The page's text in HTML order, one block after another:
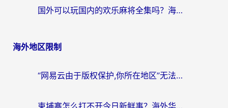
国外可以玩国内的欢乐麻将全集吗？海外党亲测有效的国服游戏加速指南
海外地区限制
“网易云由于版权保护,你所在地区”无法播放？海外党听国内音乐听书的加速器选择指南
柬埔寨怎么打不开今日新鲜事？海外华人追剧看新闻的加速器选择指南